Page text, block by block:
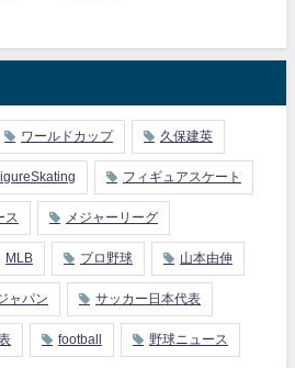
ワールドカップ 久保建英
フィギュアスケート
ス メジャーリーグ
MLB プロ野球 山本由伸
ャパン サッカー日本代表
football 野球ニュース